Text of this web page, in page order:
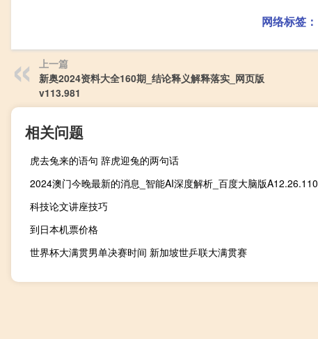
网络标签：
上一篇
新奥2024资料大全160期_结论释义解释落实_网页版
v113.981
相关问题
虎去兔来的语句 辞虎迎兔的两句话
2024澳门今晚最新的消息_智能AI深度解析_百度大脑版A12.26.110
科技论文讲座技巧
到日本机票价格
世界杯大满贯男单决赛时间 新加坡世乒联大满贯赛